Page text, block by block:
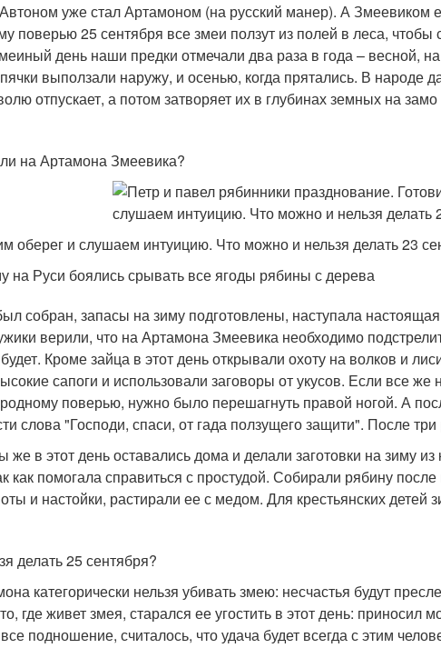
уже стал Артамоном (на русский манер). А Змеевиком
поверью 25 сентября все змеи ползут из полей в леса,
день наши предки отмечали два раза в года – весной,
выползали наружу, и осенью, когда прятались. В народе
отпускает, а потом затворяет их в глубинах земных на замо
на Артамона Змеевика?
оберег и слушаем интуицию. Что можно и нельзя делать 23
на Руси боялись срывать все ягоды рябины с дерева
собран, запасы на зиму подготовлены, наступала
верили, что на Артамона Змеевика необходимо
Кроме зайца в этот день открывали охоту на волков и
сапоги и использовали заговоры от укусов. Если все
поверью, нужно было перешагнуть правой ногой. А
слова "Господи, спаси, от гада ползущего защити". После
в этот день оставались дома и делали заготовки на зиму
как помогала справиться с простудой. Собирали рябину
и настойки, растирали ее с медом. Для крестьянских детей
делать 25 сентября?
категорически нельзя убивать змею: несчастья будут
где живет змея, старался ее угостить в этот день: приносил
подношение, считалось, что удача будет всегда с этим